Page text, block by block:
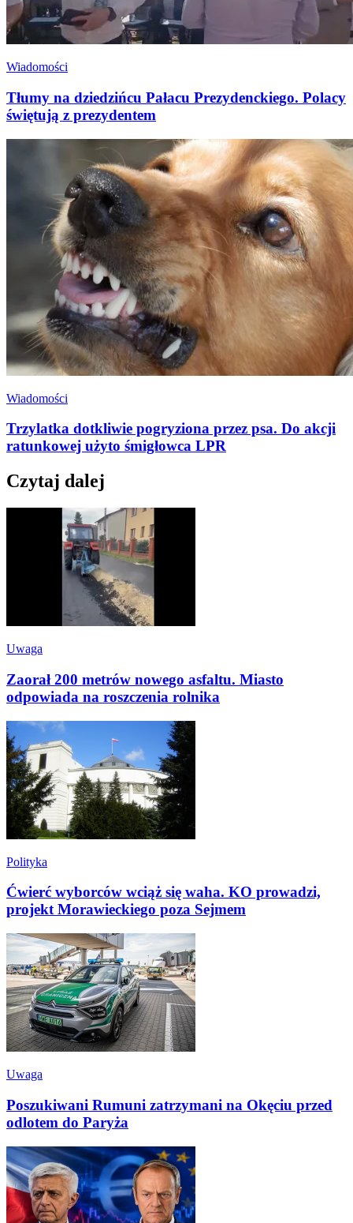
Wiadomości
Tłumy na dziedzińcu Pałacu Prezydenckiego. Polacy
świętują z prezydentem
Wiadomości
Trzylatka dotkliwie pogryziona przez psa. Do akcji
ratunkowej użyto śmigłowca LPR
Czytaj dalej
Uwaga
Zaorał 200 metrów nowego asfaltu. Miasto
odpowiada na roszczenia rolnika
Polityka
Ćwierć wyborców wciąż się waha. KO prowadzi,
projekt Morawieckiego poza Sejmem
Uwaga
Poszukiwani Rumuni zatrzymani na Okęciu przed
odlotem do Paryża